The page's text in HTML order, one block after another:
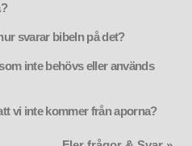
svarar bibeln på det?
inte behövs eller används
vi inte kommer från aporna?